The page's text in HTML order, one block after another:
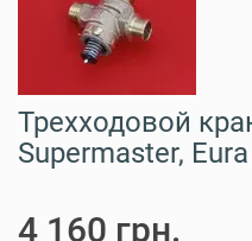
Трехходовой
Supermaster,
4 160 грн.